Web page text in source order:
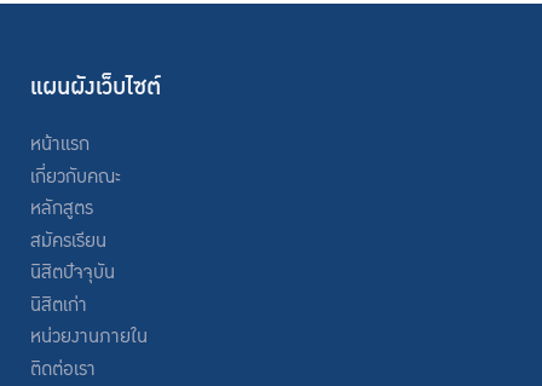
แผนผังเว็บไซต์
หน้าแรก
เกี่ยวกับคณะ
หลักสูตร
สมัครเรียน
นิสิตปัจจุบัน
นิสิตเก่า
หน่วยงานภายใน
ติดต่อเรา